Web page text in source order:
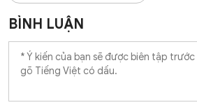
BÌNH LUẬN